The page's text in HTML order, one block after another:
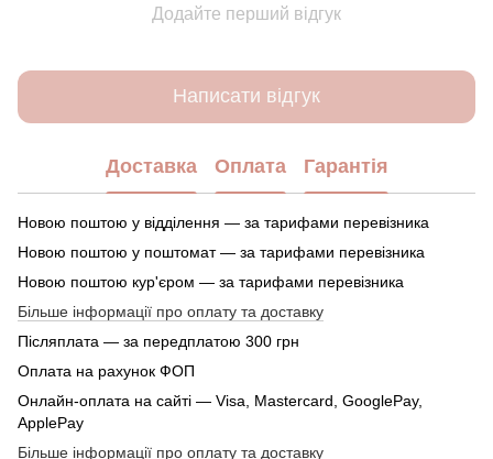
Додайте перший відгук
Написати відгук
Доставка Оплата Гарантія
Новою поштою у відділення — за тарифами перевізника
Новою поштою у поштомат — за тарифами перевізника
Новою поштою кур'єром — за тарифами перевізника
Більше інформації про оплату та доставку
Післяплата — за передплатою 300 грн
Оплата на рахунок ФОП
Онлайн-оплата на сайті — Visa, Mastercard, GooglePay,
ApplePay
Більше інформації про оплату та доставку